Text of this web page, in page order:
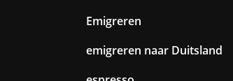
Emigreren
emigreren naar Duitsland